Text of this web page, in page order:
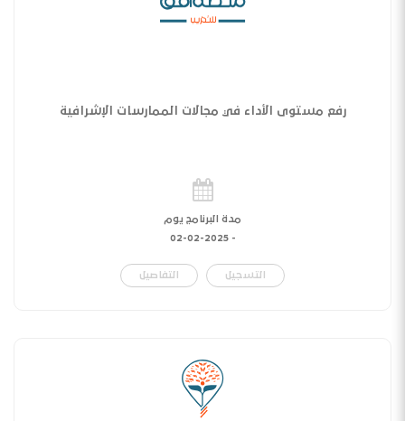
رفع مستوى الأداء في مجالات الممارسات الإشرافية
مدة البرنامج يوم
-
02-02-2025
التسجيل التفاصيل